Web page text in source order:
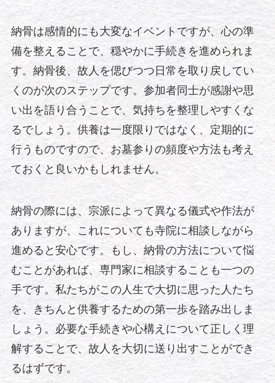
納骨は感情的にも大変なイベントですが、心の準
備を整えることで、穏やかに手続きを進められま
す。納骨後、故人を偲びつつ日常を取り戻してい
くのが次のステップです。参加者同士が感謝や思
い出を語り合うことで、気持ちを整理しやすくな
るでしょう。供養は一度限りではなく、定期的に
行うものですので、お墓参りの頻度や方法も考え
ておくと良いかもしれません。
納骨の際には、宗派によって異なる儀式や作法が
ありますが、これについても寺院に相談しながら
進めると安心です。もし、納骨の方法について悩
むことがあれば、専門家に相談することも一つの
手です。私たちがこの人生で大切に思った人たち
を、きちんと供養するための第一歩を踏み出しま
しょう。必要な手続きや心構えについて正しく理
解することで、故人を大切に送り出すことができ
るはずです。